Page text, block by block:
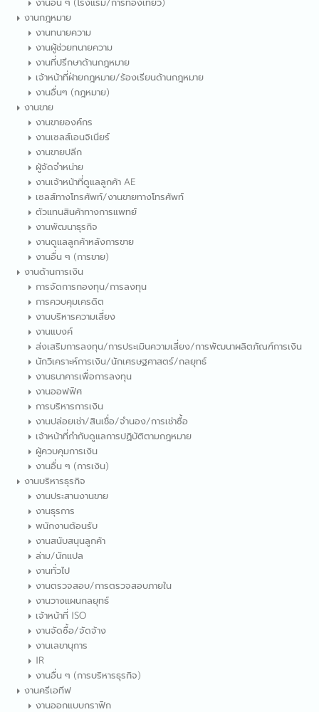
งานกฎหมาย
งานทนายความ
งานผู้ช่วยทนายความ
งานที่ปรึกษาด้านกฎหมาย
เจ้าหน้าที่ฝ่ายกฎหมาย/ร้องเรียนด้านกฎหมาย
งานอื่นๆ (กฎหมาย)
งานขาย
งานขายองค์กร
งานเซลส์เอนจิเนียร์
งานขายปลีก
ผู้จัดจำหน่าย
งานเจ้าหน้าที่ดูแลลูกค้า AE
เซลส์ทางโทรศัพท์/งานขายทางโทรศัพท์
ตัวแทนสินค้าทางการแพทย์
งานพัฒนาธุรกิจ
งานดูแลลูกค้าหลังการขาย
งานอื่น ๆ (การขาย)
งานด้านการเงิน
การจัดการกองทุน/การลงทุน
การควบคุมเครดิต
งานบริหารความเสี่ยง
งานแบงค์
ส่งเสริมการลงทุน/การประเมินความเสี่ยง/การพัฒนาผลิตภัณฑ์การเงิน
นักวิเคราะห์การเงิน/นักเศรษฐศาสตร์/กลยุทธ์
งานธนาคารเพื่อการลงทุน
งานออฟฟิศ
การบริหารการเงิน
งานปล่อยเช่า/สินเชื่อ/จำนอง/การเช่าซื้อ
เจ้าหน้าที่กำกับดูแลการปฏิบัติตามกฎหมาย
ผู้ควบคุมการเงิน
งานอื่น ๆ (การเงิน)
งานบริหารธุรกิจ
งานประสานงานขาย
งานธุรการ
พนักงานต้อนรับ
งานสนับสนุนลูกค้า
ล่าม/นักแปล
งานทั่วไป
งานตรวจสอบ/การตรวจสอบภายใน
งานวางแผนกลยุทธ์
เจ้าหน้าที่ ISO
งานจัดซื้อ/จัดจ้าง
งานเลขานุการ
IR
งานอื่น ๆ (การบริหารธุรกิจ)
งานครีเอทีฟ
งานออกแบบกราฟิก